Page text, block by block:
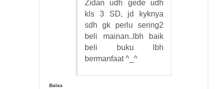
Zidan udh gede udh
kls 3 SD, jd kyknya
sdh gk perlu sering2
beli mainan..lbh baik
beli buku lbh
bermanfaat ^_^
Balas